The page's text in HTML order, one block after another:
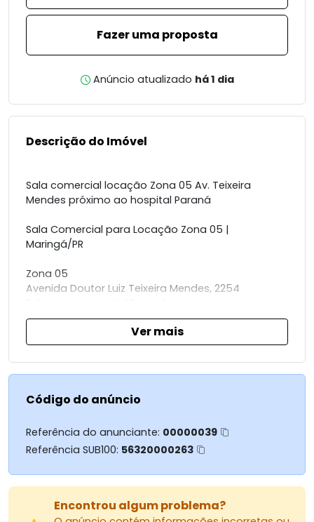
Fazer uma proposta
Anúncio atualizado há 1 dia
Descrição do Imóvel
Sala comercial locação Zona 05 Av. Teixeira
Mendes próximo ao hospital Paraná
Sala Comercial para Locação Zona 05 |
Maringá/PR
Zona 05
Avenida Doutor Luiz Teixeira Mendes, 2254
Maringá
Informações do Imóvel:
* 307 m² de área privativa
* Pé direito duplo
* Mezanino
* 4 vagas descobertas
* Face Sul
Ideal para:
Ver mais
Código do anúncio
Referência do anunciante: 00000039
Referência SUB100: 56320000263
Encontrou algum problema?